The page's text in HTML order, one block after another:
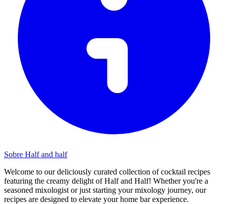
Sobre Half and half
Welcome to our deliciously curated collection of cocktail recipes
featuring the creamy delight of Half and Half! Whether you're a
seasoned mixologist or just starting your mixology journey, our
recipes are designed to elevate your home bar experience.